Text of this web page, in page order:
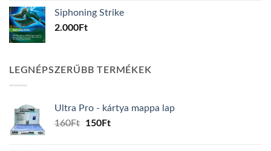
Siphoning Strike
2.000Ft
LEGNÉPSZERŰBB TERMÉKEK
Ultra Pro - kártya mappa lap
160Ft
Original
150FtCurrent